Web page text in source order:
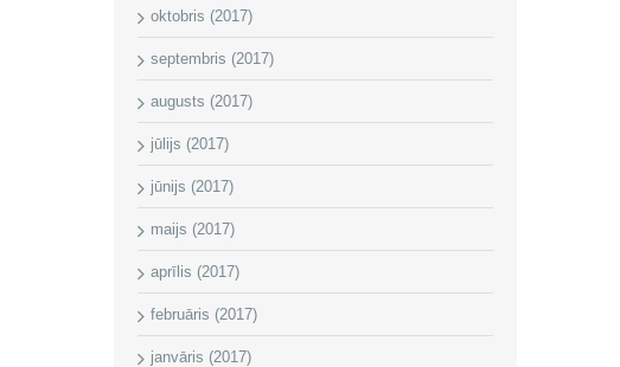
oktobris (2017)
septembris (2017)
augusts (2017)
jūlijs (2017)
jūnijs (2017)
maijs (2017)
aprīlis (2017)
februāris (2017)
janvāris (2017)